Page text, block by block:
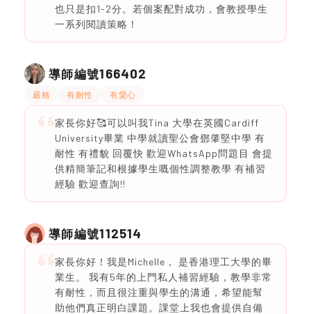
也只是扣1-2分。若個案配對成功，會教授學生
一系列閱讀策略！
導師編號166402
嚴格 有耐性 有愛心
家長你好🥰可以叫我Tina 大學在英國Cardiff
University畢業 中學就讀聖公會鄧肇堅中學 有
耐性 有禮貌 回覆快 歡迎WhatsApp問題目 會提
供精簡筆記和根據學生嘅個性調整教學 有補習
經驗 歡迎查詢!!
導師編號112514
家長你好！我是Michelle， 是香港理工大學的畢
業生。 我有5年的上門私人補習經驗，教學非常
有耐性，而且很注重與學生的溝通，希望能幫
助他們真正明白課題。課堂上我也會提供自備